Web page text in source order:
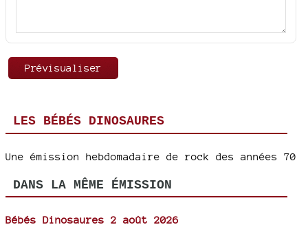
LES BÉBÉS DINOSAURES
Une émission hebdomadaire de rock des années 70
DANS LA MÊME ÉMISSION
Bébés Dinosaures 2 août 2026